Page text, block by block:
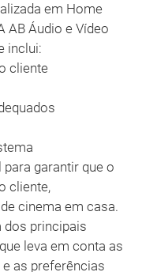
em Home
AB Áudio e Vídeo
inclui:
cliente
garantir que o
cliente,
cinema em casa.
dos principais
leva em conta as
as preferências